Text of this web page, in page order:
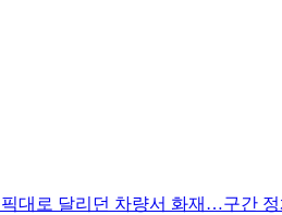
대로 달리던 차량서 화재…구간